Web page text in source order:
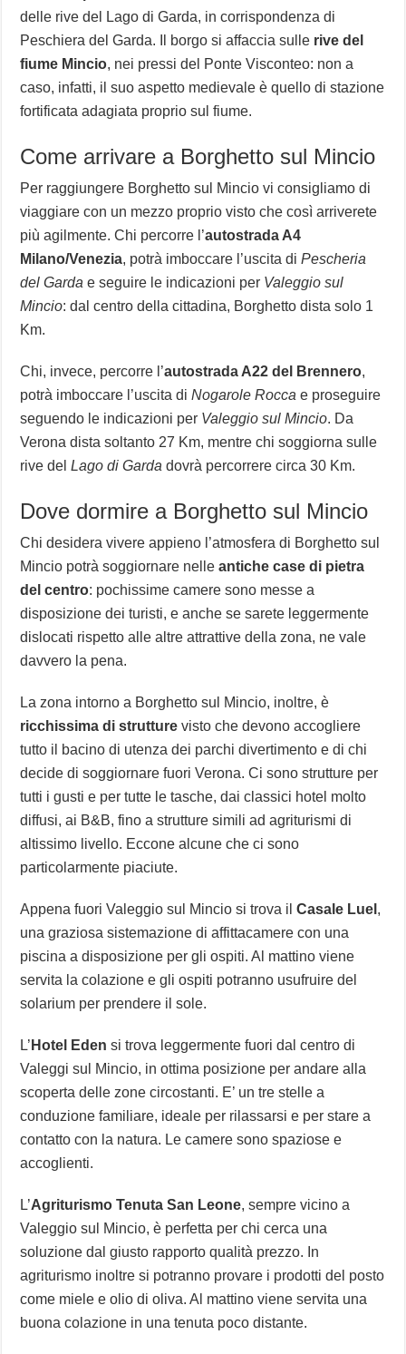
delle rive del Lago di Garda, in corrispondenza di
Peschiera del Garda. Il borgo si affaccia sulle rive del
fiume Mincio, nei pressi del Ponte Visconteo: non a
caso, infatti, il suo aspetto medievale è quello di stazione
fortificata adagiata proprio sul fiume.
Come arrivare a Borghetto sul Mincio
Per raggiungere Borghetto sul Mincio vi consigliamo di
viaggiare con un mezzo proprio visto che così arriverete
più agilmente. Chi percorre l’autostrada A4
Milano/Venezia, potrà imboccare l’uscita diPescheria
del Garda e seguire le indicazioni per Valeggio sul
Mincio: dal centro della cittadina, Borghetto dista solo 1
Km.
Chi, invece, percorre l’autostrada A22 del Brennero,
potrà imboccare l’uscita diNogarole Rocca e proseguire
seguendo le indicazioni per Valeggio sul Mincio. Da
Verona dista soltanto 27 Km, mentre chi soggiorna sulle
rive delLago di Garda dovrà percorrere circa 30 Km.
Dove dormire a Borghetto sul Mincio
Chi desidera vivere appieno l’atmosfera di Borghetto sul
Mincio potrà soggiornare nelleantiche case di pietra
del centro: pochissime camere sono messe a
disposizione dei turisti, e anche se sarete leggermente
dislocati rispetto alle altre attrattive della zona, ne vale
davvero la pena.
La zona intorno a Borghetto sul Mincio, inoltre, è
ricchissima di strutture visto che devono accogliere
tutto il bacino di utenza dei parchi divertimento e di chi
decide di soggiornare fuori Verona. Ci sono strutture per
tutti i gusti e per tutte le tasche, dai classici hotel molto
diffusi, ai B&B, fino a strutture simili ad agriturismi di
altissimo livello. Eccone alcune che ci sono
particolarmente piaciute.
Appena fuori Valeggio sul Mincio si trova ilCasale Luel ,
una graziosa sistemazione di affittacamere con una
piscina a disposizione per gli ospiti. Al mattino viene
servita la colazione e gli ospiti potranno usufruire del
solarium per prendere il sole.
L’ Hotel Eden si trova leggermente fuori dal centro di
Valeggi sul Mincio, in ottima posizione per andare alla
scoperta delle zone circostanti. E’ un tre stelle a
conduzione familiare, ideale per rilassarsi e per stare a
contatto con la natura. Le camere sono spaziose e
accoglienti.
L’Agriturismo Tenuta San Leone, sempre vicino a
Valeggio sul Mincio, è perfetta per chi cerca una
soluzione dal giusto rapporto qualità prezzo. In
agriturismo inoltre si potranno provare i prodotti del posto
come miele e olio di oliva. Al mattino viene servita una
buona colazione in una tenuta poco distante.